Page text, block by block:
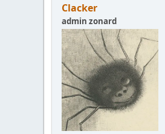
Clacker
admin zonard